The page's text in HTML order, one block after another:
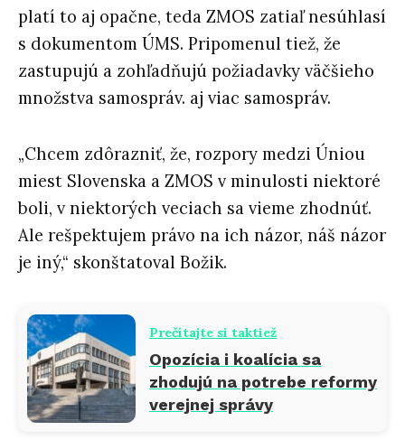
platí to aj opačne, teda ZMOS zatiaľ nesúhlasí
s dokumentom ÚMS. Pripomenul tiež, že
zastupujú a zohľadňujú požiadavky väčšieho
množstva samospráv. aj viac samospráv.
„Chcem zdôrazniť, že, rozpory medzi Úniou
miest Slovenska a ZMOS v minulosti niektoré
boli, v niektorých veciach sa vieme zhodnúť.
Ale rešpektujem právo na ich názor, náš názor
je iný,“ skonštatoval Božik.
Prečítajte si taktiež
Opozícia i koalícia sa
zhodujú na potrebe reformy
verejnej správy